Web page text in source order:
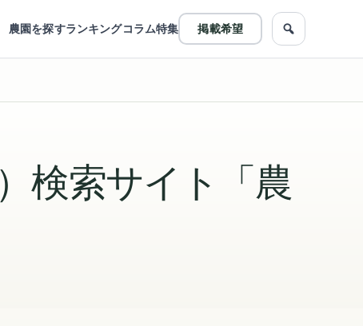
農園を探すランキングコラム特集 掲載希望
農園をフリ
検索サイト「農